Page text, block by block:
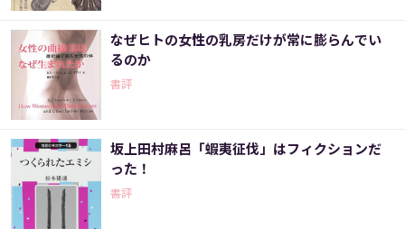
なぜヒトの女性の乳房だけが常に膨らんでい
るのか
書評
坂上田村麻呂「蝦夷征伐」はフィクションだ
った！
書評